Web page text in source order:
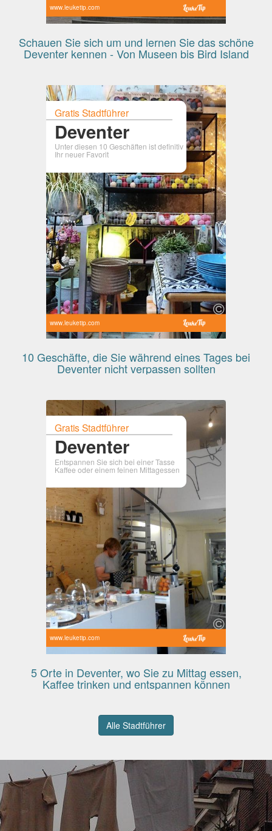
www.leuketip.com
Schauen Sie sich um und lernen Sie das schöne
Deventer kennen - Von Museen bis Bird Island
Gratis Stadtführer
Deventer
Unter diesen 10 Geschäften ist definitiv
Ihr neuer Favorit
www.leuketip.com
10 Geschäfte, die Sie während eines Tages bei
Deventer nicht verpassen sollten
Gratis Stadtführer
Deventer
Entspannen Sie sich bei einer Tasse
Kaffee oder einem feinen Mittagessen
www.leuketip.com
5 Orte in Deventer, wo Sie zu Mittag essen,
Kaffee trinken und entspannen können
Alle Stadtführer